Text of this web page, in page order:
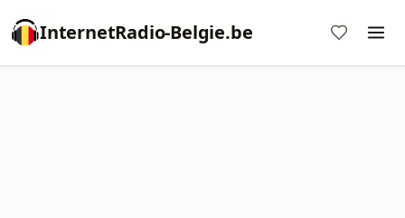
InternetRadio-Belgie.be